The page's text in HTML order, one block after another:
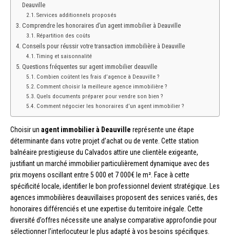
Deauville
Services additionnels proposés
Comprendre les honoraires d’un agent immobilier à Deauville
Répartition des coûts
Conseils pour réussir votre transaction immobilière à Deauville
Timing et saisonnalité
Questions fréquentes sur agent immobilier deauville
Combien coûtent les frais d’agence à Deauville ?
Comment choisir la meilleure agence immobilière ?
Quels documents préparer pour vendre son bien ?
Comment négocier les honoraires d’un agent immobilier ?
Choisir un agent immobilier à Deauville représente une étape
déterminante dans votre projet d’achat ou de vente. Cette station
balnéaire prestigieuse du Calvados attire une clientèle exigeante,
justifiant un marché immobilier particulièrement dynamique avec des
prix moyens oscillant entre 5 000 et 7 000€ le m². Face à cette
spécificité locale, identifier le bon professionnel devient stratégique. Les
agences immobilières deauvillaises proposent des services variés, des
honoraires différenciés et une expertise du territoire inégale. Cette
diversité d’offres nécessite une analyse comparative approfondie pour
sélectionner l’interlocuteur le plus adapté à vos besoins spécifiques.